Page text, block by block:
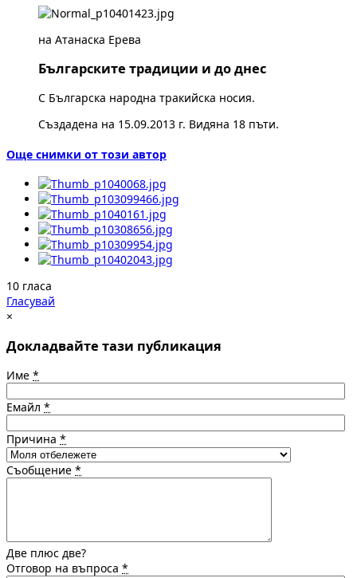
на Атанаска Ерева
Българските традиции и до днес
С Българска народна тракийска носия.
Създадена на 15.09.2013 г. Видяна 18 пъти.
Още снимки от този автор
10 гласа
Гласувай
×
Докладвайте тази публикация
Име *
Емайл *
Причина *
Съобщение *
Две плюс две?
Отговор на въпроса *